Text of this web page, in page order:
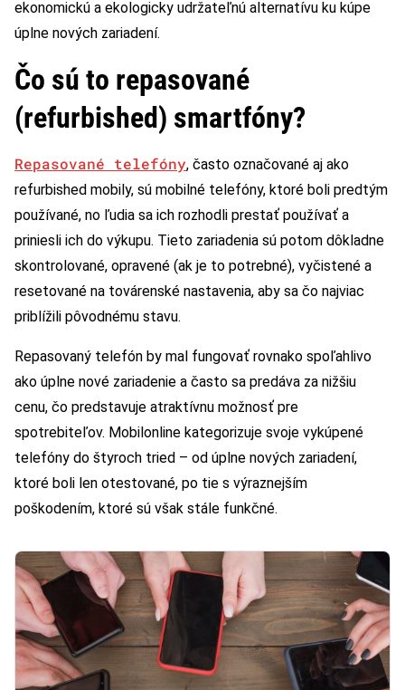
ekonomickú a ekologicky udržateľnú alternatívu ku kúpe
úplne nových zariadení.
Čo sú to repasované
(refurbished) smartfóny?
Repasované telefóny, často označované aj ako
refurbished mobily, sú mobilné telefóny, ktoré boli predtým
používané, no ľudia sa ich rozhodli prestať používať a
priniesli ich do výkupu. Tieto zariadenia sú potom dôkladne
skontrolované, opravené (ak je to potrebné), vyčistené a
resetované na továrenské nastavenia, aby sa čo najviac
priblížili pôvodnému stavu.
Repasovaný telefón by mal fungovať rovnako spoľahlivo
ako úplne nové zariadenie a často sa predáva za nižšiu
cenu, čo predstavuje atraktívnu možnosť pre
spotrebiteľov. Mobilonline kategorizuje svoje vykúpené
telefóny do štyroch tried – od úplne nových zariadení,
ktoré boli len otestované, po tie s výraznejším
poškodením, ktoré sú však stále funkčné.